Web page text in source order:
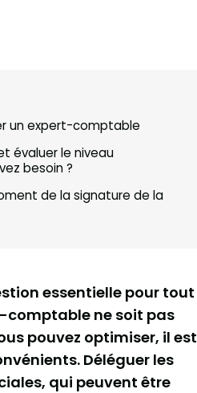
un expert-comptable
évaluer le niveau
besoin ?
de la signature de la
essentielle pour tout
comptable ne soit pas
pouvez optimiser, il est
Déléguer les
qui peuvent être